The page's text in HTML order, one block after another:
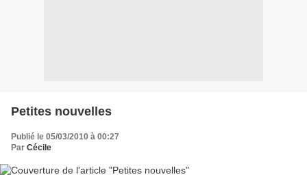
Petites nouvelles
Publié le 05/03/2010 à 00:27
Par Cécile